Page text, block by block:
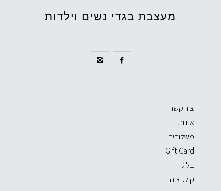
מעצבת בגדי נשים וילדות
צור קשר
אודות
משלוחים
Gift Card
בלוג
קולקציה